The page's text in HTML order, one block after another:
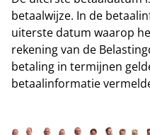
betaalwijze. In de
uiterste datum waarop
rekening van de
betaling in termijnen
betaalinformatie